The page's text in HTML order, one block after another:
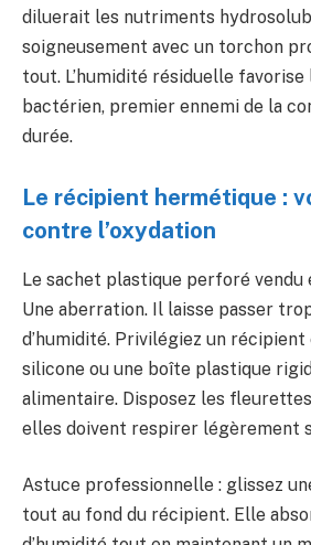
diluerait les nutriments
soigneusement avec un torchon
tout. L’humidité résiduelle
bactérien, premier ennemi de la
durée.
Le récipient hermétique :
contre l’oxydation
Le sachet plastique perforé vendu
Une aberration. Il laisse passer trop
d’humidité. Privilégiez un
silicone ou une boîte plastique
alimentaire. Disposez les
elles doivent respirer légèrement
Astuce professionnelle : glissez
tout au fond du récipient. Elle